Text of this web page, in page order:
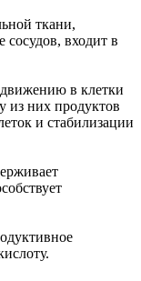
ткани,
сосудов, входит в
в клетки
из них продуктов
и стабилизации